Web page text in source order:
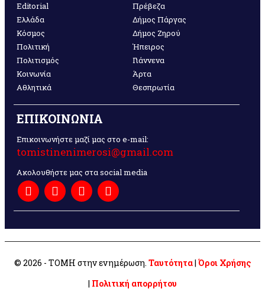
Editorial
Ελλάδα
Κόσμος
Πολιτική
Πολιτισμός
Κοινωνία
Αθλητικά
Πρέβεζα
Δήμος Πάργας
Δήμος Ζηρού
Ήπειρος
Γιάννενα
Άρτα
Θεσπρωτία
ΕΠΙΚΟΙΝΩΝΙΑ
Επικοινωνήστε μαζί μας στο e-mail:
tomistinenimerosi@gmail.com
Ακολουθήστε μας στα social media
© 2026 - ΤΟΜΗ στην ενημέρωση. Ταυτότητα| Όροι Χρήσης
| Πολιτική απορρήτου